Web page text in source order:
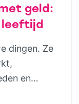
geld:
leeftijd
dingen. Ze
en